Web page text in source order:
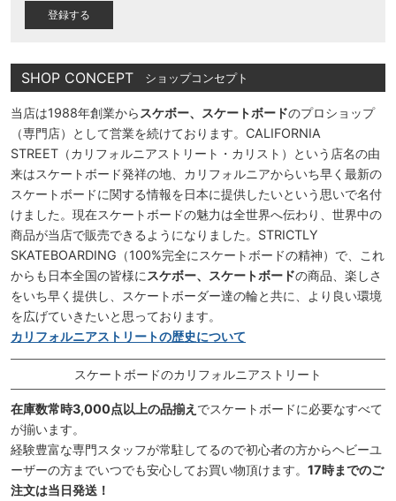
SHOP CONCEPT ショップコンセプト
当店は1988年創業から スケボー、スケートボードのプロショップ
（専門店）として営業を続けております。CALIFORNIA
STREET（カリフォルニアストリート・カリスト）という店名の由
来はスケートボード発祥の地、カリフォルニアからいち早く最新の
スケートボードに関する情報を日本に提供したいという思いで名付
けました。現在スケートボードの魅力は全世界へ伝わり、世界中の
商品が当店で販売できるようになりました。STRICTLY
SKATEBOARDING（100%完全にスケートボードの精神）で、これ
からも日本全国の皆様に スケボー、スケートボードの商品、楽しさ
をいち早く提供し、スケートボーダー達の輪と共に、より良い環境
を広げていきたいと思っております。
カリフォルニアストリートの歴史について
スケートボードのカリフォルニアストリート
在庫数常時3,000点以上の品揃え でスケートボードに必要なすべて
が揃います。
経験豊富な専門スタッフが常駐してるので初心者の方からヘビーユ
ーザーの方までいつでも安心してお買い物頂けます。 17時までのご
注文は当日発送！